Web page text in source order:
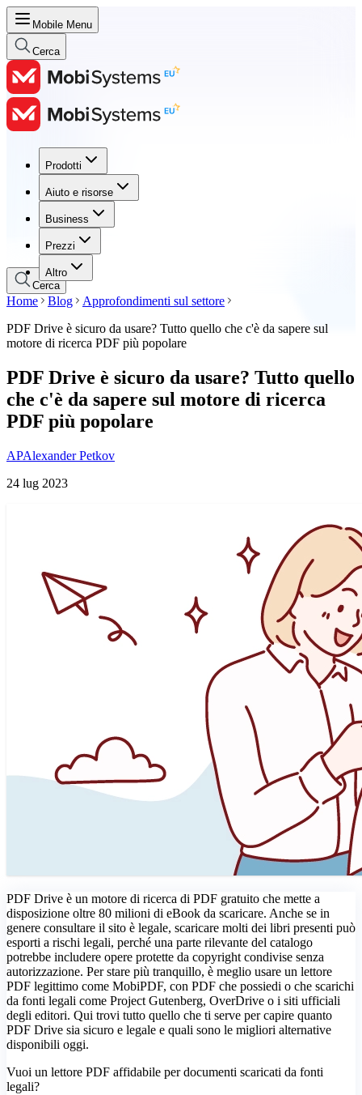
Mobile Menu
Cerca
Prodotti
Aiuto e risorse
Business
Prezzi
Altro
Prodotti
Aiuto e risorse
Business
Prezzi
Cerca
Home Blog
Approfondimenti sul settore
PDF Drive è sicuro da usare? Tutto quello che c'è da sapere sul
motore di ricerca PDF più popolare
PDF Drive è sicuro da usare? Tutto quello
che c'è da sapere sul motore di ricerca
PDF più popolare
APAlexander Petkov
24 lug 2023
PDF Drive è un motore di ricerca di PDF gratuito che mette a
disposizione oltre 80 milioni di eBook da scaricare. Anche se in
genere consultare il sito è legale, scaricare molti dei libri presenti può
esporti a rischi legali, perché una parte rilevante del catalogo
potrebbe includere opere protette da copyright condivise senza
autorizzazione. Per stare più tranquillo, è meglio usare un lettore
PDF legittimo come MobiPDF, con PDF che possiedi o che scarichi
da fonti legali come Project Gutenberg, OverDrive o i siti ufficiali
degli editori. Qui trovi tutto quello che ti serve per capire quanto
PDF Drive sia sicuro e legale e quali sono le migliori alternative
disponibili oggi.
Vuoi un lettore PDF affidabile per documenti scaricati da fonti
legali?